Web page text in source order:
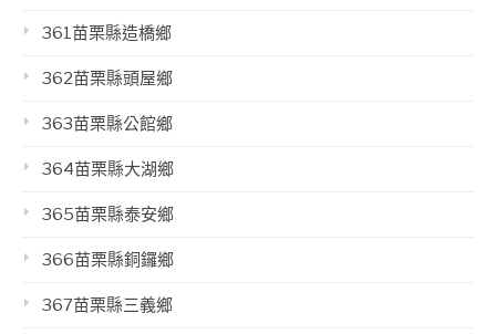
361苗栗縣造橋鄉
362苗栗縣頭屋鄉
363苗栗縣公館鄉
364苗栗縣大湖鄉
365苗栗縣泰安鄉
366苗栗縣銅鑼鄉
367苗栗縣三義鄉